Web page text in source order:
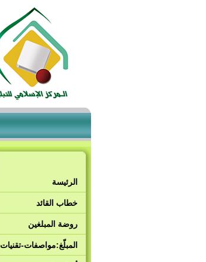
الرئيسة
خطاب القائد
روضة المبلغين
المبلّغ:مواصفات-تقنيات